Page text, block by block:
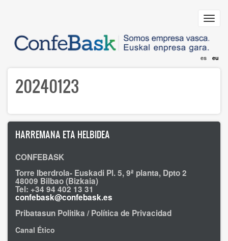
content
es eu
20240123
HARREMANA ETA HELBIDEA
CONFEBASK
Torre Iberdrola- Euskadi Pl. 5, 9ª planta, Dpto 2
48009 Bilbao (Bizkaia)
Tel: +34 94 402 13 31
confebask@confebask.es
Pribatasun Politika / Política de Privacidad
Canal Ético